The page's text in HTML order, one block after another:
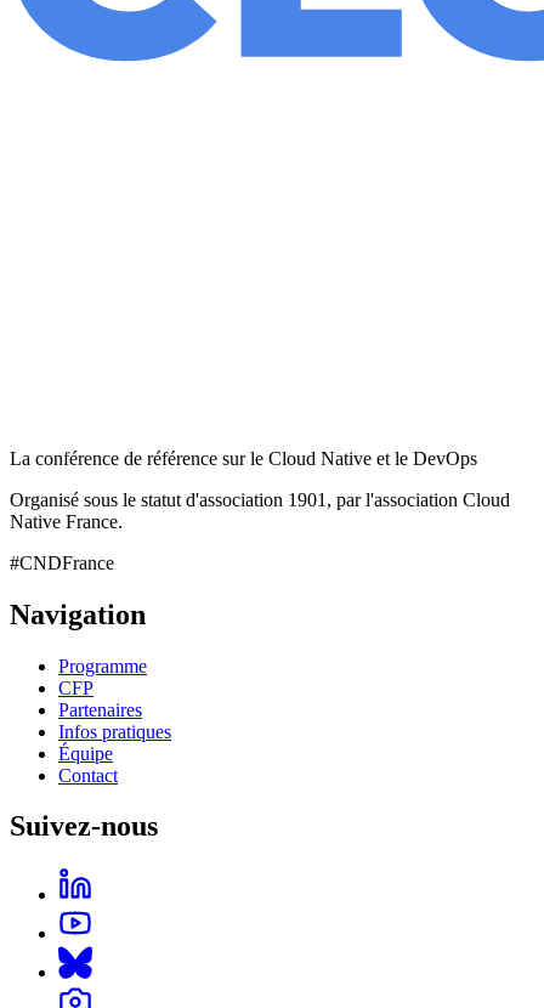
La conférence de référence sur le Cloud Native et le DevOps
Organisé sous le statut d'association 1901, par l'association Cloud
Native France.
#CNDFrance
Navigation
Programme
CFP
Partenaires
Infos pratiques
Équipe
Contact
Suivez-nous